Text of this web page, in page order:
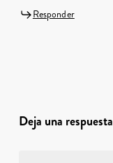
Responder
Deja una respuesta